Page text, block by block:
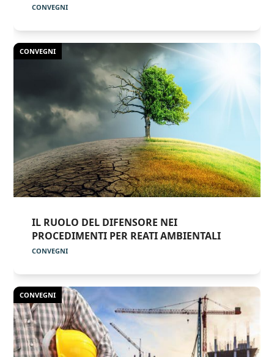
CONVEGNI
CONVEGNI
IL RUOLO DEL DIFENSORE NEI
PROCEDIMENTI PER REATI AMBIENTALI
CONVEGNI
CONVEGNI